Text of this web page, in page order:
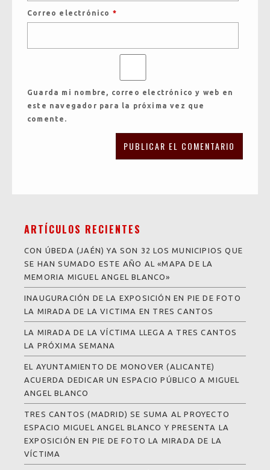
Correo electrónico *
Guarda mi nombre, correo electrónico y web en
este navegador para la próxima vez que
comente.
ARTÍCULOS RECIENTES
CON ÚBEDA (JAÉN) YA SON 32 LOS MUNICIPIOS QUE
SE HAN SUMADO ESTE AÑO AL «MAPA DE LA
MEMORIA MIGUEL ANGEL BLANCO»
INAUGURACIÓN DE LA EXPOSICIÓN EN PIE DE FOTO
LA MIRADA DE LA VICTIMA EN TRES CANTOS
LA MIRADA DE LA VÍCTIMA LLEGA A TRES CANTOS
LA PRÓXIMA SEMANA
EL AYUNTAMIENTO DE MONOVER (ALICANTE)
ACUERDA DEDICAR UN ESPACIO PÚBLICO A MIGUEL
ANGEL BLANCO
TRES CANTOS (MADRID) SE SUMA AL PROYECTO
ESPACIO MIGUEL ANGEL BLANCO Y PRESENTA LA
EXPOSICIÓN EN PIE DE FOTO LA MIRADA DE LA
VÍCTIMA